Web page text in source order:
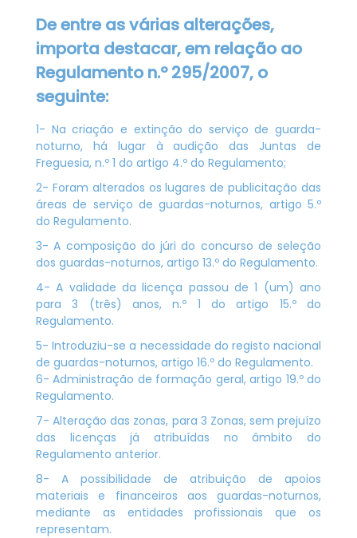
De entre as várias alterações,
importa destacar, em relação ao
Regulamento n.º 295/2007, o
seguinte:
1- Na criação e extinção do serviço de guarda-
noturno, há lugar à audição das Juntas de
Freguesia, n.º 1 do artigo 4.º do Regulamento;
2- Foram alterados os lugares de publicitação das
áreas de serviço de guardas-noturnos, artigo 5.º
do Regulamento.
3- A composição do júri do concurso de seleção
dos guardas-noturnos, artigo 13.º do Regulamento.
4- A validade da licença passou de 1 (um) ano
para 3 (três) anos, n.º 1 do artigo 15.º do
Regulamento.
5- Introduziu-se a necessidade do registo nacional
de guardas-noturnos, artigo 16.º do Regulamento.
6- Administração de formação geral, artigo 19.º do
Regulamento.
7- Alteração das zonas, para 3 Zonas, sem prejuízo
das licenças já atribuídas no âmbito do
Regulamento anterior.
8- A possibilidade de atribuição de apoios
materiais e financeiros aos guardas-noturnos,
mediante as entidades profissionais que os
representam.